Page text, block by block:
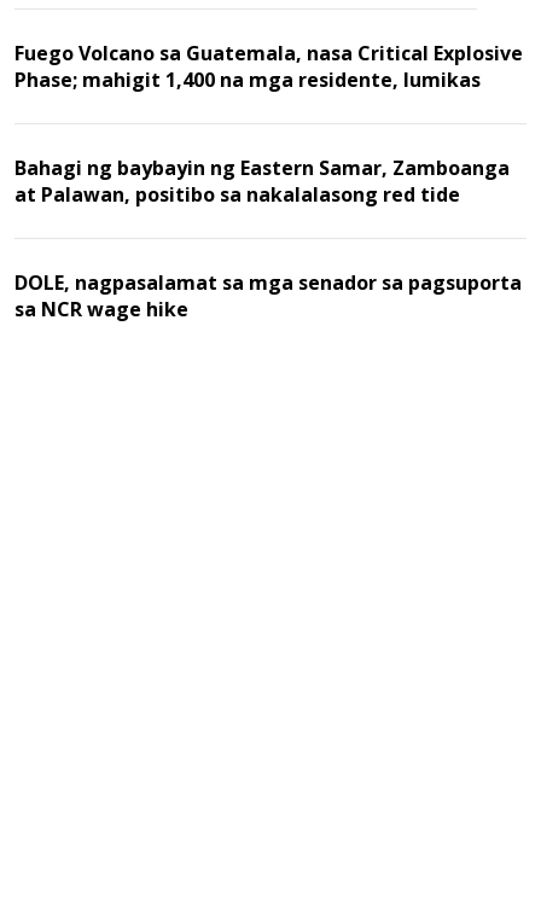
Fuego Volcano sa Guatemala, nasa Critical Explosive
Phase; mahigit 1,400 na mga residente, lumikas
Bahagi ng baybayin ng Eastern Samar, Zamboanga
at Palawan, positibo sa nakalalasong red tide
DOLE, nagpasalamat sa mga senador sa pagsuporta
sa NCR wage hike